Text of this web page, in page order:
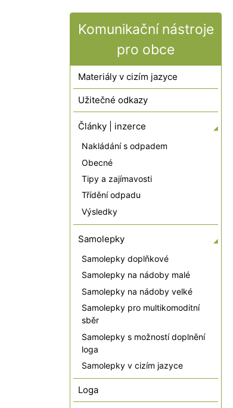
Komunikační nástroje
pro obce
Materiály v cizím jazyce
Užitečné odkazy
Články | inzerce
Nakládání s odpadem
Obecné
Tipy a zajímavosti
Třídění odpadu
Výsledky
Samolepky
Samolepky doplňkové
Samolepky na nádoby malé
Samolepky na nádoby velké
Samolepky pro multikomoditní
sběr
Samolepky s možností doplnění
loga
Samolepky v cizím jazyce
Loga